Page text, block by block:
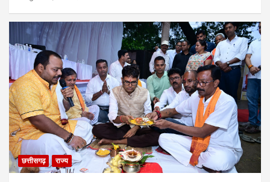
छत्तीसगढ़ राज्य